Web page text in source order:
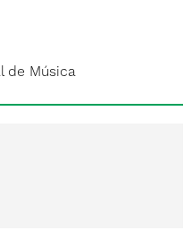
de Música